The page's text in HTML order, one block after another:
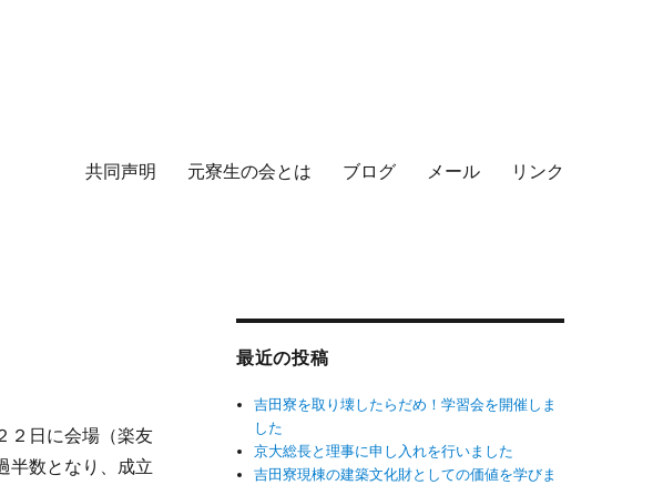
共同声明 元寮生の会とは ブログ メール リンク
２日に会場（楽友
半数となり、成立
最近の投稿
吉田寮を取り壊したらだめ！学習会を開催しま
した
京大総長と理事に申し入れを行いました
吉田寮現棟の建築文化財としての価値を学びま